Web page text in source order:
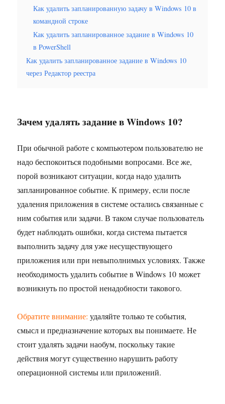
Как удалить запланированную задачу в Windows 10 в
командной строке
Как удалить запланированное задание в Windows 10
в PowerShell
Как удалить запланированное задание в Windows 10
через Редактор реестра
Зачем удалять задание в Windows 10?
При обычной работе с компьютером пользователю не
надо беспокоиться подобными вопросами. Все же,
порой возникают ситуации, когда надо удалить
запланированное событие. К примеру, если после
удаления приложения в системе остались связанные с
ним события или задачи. В таком случае пользователь
будет наблюдать ошибки, когда система пытается
выполнить задачу для уже несуществующего
приложения или при невыполнимых условиях. Также
необходимость удалить событие в Windows 10 может
возникнуть по простой ненадобности такового.
Обратите внимание: удаляйте только те события,
смысл и предназначение которых вы понимаете. Не
стоит удалять задачи наобум, поскольку такие
действия могут существенно нарушить работу
операционной системы или приложений.